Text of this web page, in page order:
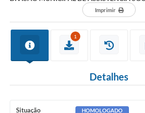
REQUERIMENTO DE RESTITUIÇÃO DA TAXA DE
QUESTIONÁRIO PPA 2026/2029, LDO 2026 e
Imprimir
1
Detalhes
Situação HOMOLOGADO